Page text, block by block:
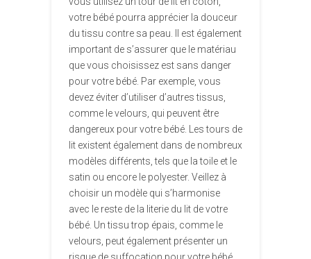
votre bébé pourra apprécier la douceur
du tissu contre sa peau. Il est également
important de s’assurer que le matériau
que vous choisissez est sans danger
pour votre bébé. Par exemple, vous
devez éviter d’utiliser d’autres tissus,
comme le velours, qui peuvent être
dangereux pour votre bébé. Les tours de
lit existent également dans de nombreux
modèles différents, tels que la toile et le
satin ou encore le polyester. Veillez à
choisir un modèle qui s’harmonise
avec le reste de la literie du lit de votre
bébé. Un tissu trop épais, comme le
velours, peut également présenter un